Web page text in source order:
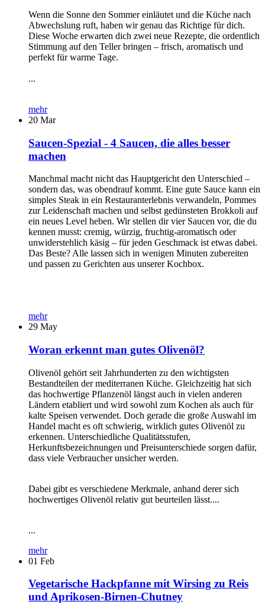
Wenn die Sonne den Sommer einläutet und die Küche nach
Abwechslung ruft, haben wir genau das Richtige für dich.
Diese Woche erwarten dich zwei neue Rezepte, die ordentlich
Stimmung auf den Teller bringen – frisch, aromatisch und
perfekt für warme Tage.
...
mehr
20 Mar
Saucen-Spezial - 4 Saucen, die alles besser
machen
Manchmal macht nicht das Hauptgericht den Unterschied –
sondern das, was obendrauf kommt. Eine gute Sauce kann ein
simples Steak in ein Restauranterlebnis verwandeln, Pommes
zur Leidenschaft machen und selbst gedünsteten Brokkoli auf
ein neues Level heben. Wir stellen dir vier Saucen vor, die du
kennen musst: cremig, würzig, fruchtig-aromatisch oder
unwiderstehlich käsig – für jeden Geschmack ist etwas dabei.
Das Beste? Alle lassen sich in wenigen Minuten zubereiten
und passen zu Gerichten aus unserer Kochbox.
mehr
29 May
Woran erkennt man gutes Olivenöl?
Olivenöl gehört seit Jahrhunderten zu den wichtigsten
Bestandteilen der mediterranen Küche. Gleichzeitig hat sich
das hochwertige Pflanzenöl längst auch in vielen anderen
Ländern etabliert und wird sowohl zum Kochen als auch für
kalte Speisen verwendet. Doch gerade die große Auswahl im
Handel macht es oft schwierig, wirklich gutes Olivenöl zu
erkennen. Unterschiedliche Qualitätsstufen,
Herkunftsbezeichnungen und Preisunterschiede sorgen dafür,
dass viele Verbraucher unsicher werden.
Dabei gibt es verschiedene Merkmale, anhand derer sich
hochwertiges Olivenöl relativ gut beurteilen lässt....
...
mehr
01 Feb
Vegetarische Hackpfanne mit Wirsing zu Reis
und Aprikosen-Birnen-Chutney